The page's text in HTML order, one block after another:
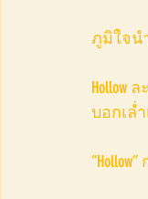
ภูมิใจน
Hollow
บอกเล่